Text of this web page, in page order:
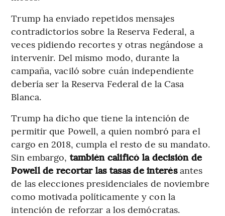
Trump ha enviado repetidos mensajes
contradictorios sobre la Reserva Federal, a
veces pidiendo recortes y otras negándose a
intervenir. Del mismo modo, durante la
campaña, vaciló sobre cuán independiente
debería ser la Reserva Federal de la Casa
Blanca.
Trump ha dicho que tiene la intención de
permitir que Powell, a quien nombró para el
cargo en 2018, cumpla el resto de su mandato.
Sin embargo, también calificó la decisión de
Powell de recortar las tasasde interésantes
de las elecciones presidenciales de noviembre
como motivada políticamente y con la
intención de reforzar a los demócratas.